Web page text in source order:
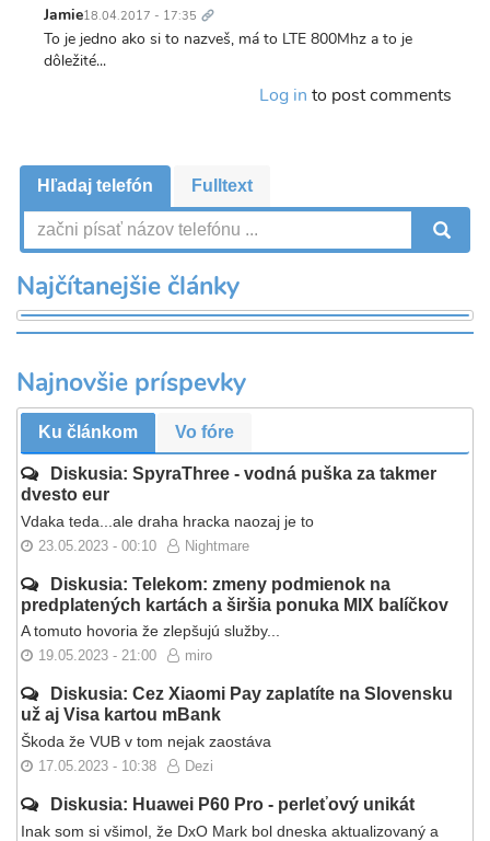
Jamie18.04.2017 - 17:35 odkaz
To je jedno ako si to nazveš, má to LTE 800Mhz a to je
dôležité...
Log in to post comments
Hľadaj telefón Fulltext
Najčítanejšie články
Najnovšie príspevky
Ku článkom Vo fóre
Diskusia: SpyraThree - vodná puška za takmer
dvesto eur
Vdaka teda...ale draha hracka naozaj je to
23.05.2023 - 00:10 Nightmare
Diskusia: Telekom: zmeny podmienok na
predplatených kartách a širšia ponuka MIX balíčkov
A tomuto hovoria že zlepšujú služby...
19.05.2023 - 21:00 miro
Diskusia: Cez Xiaomi Pay zaplatíte na Slovensku
už aj Visa kartou mBank
Škoda že VUB v tom nejak zaostáva
17.05.2023 - 10:38 Dezi
Diskusia: Huawei P60 Pro - perleťový unikát
Inak som si všimol, že DxO Mark bol dneska aktualizovaný a